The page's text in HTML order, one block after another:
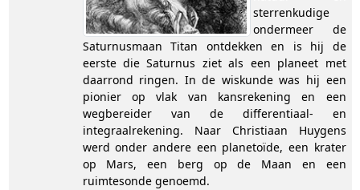
sterrenkudige
ondermeer de
Saturnusmaan Titan ontdekken en is hij de
eerste die Saturnus ziet als een planeet met
daarrond ringen. In de wiskunde was hij een
pionier op vlak van kansrekening en een
wegbereider van de differentiaal- en
integraalrekening. Naar Christiaan Huygens
werd onder andere een planetoïde, een krater
op Mars, een berg op de Maan en een
ruimtesonde genoemd.